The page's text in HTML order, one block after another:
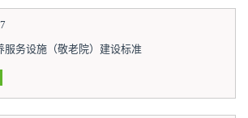
服务设施（敬老院）建设标准